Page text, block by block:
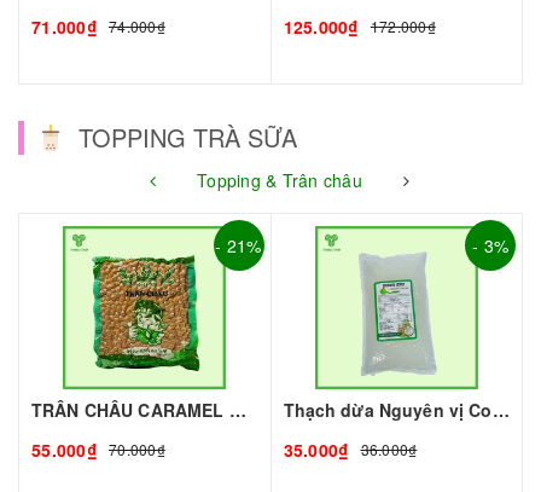
71.000₫ 74.000₫
125.000₫
172.000₫
TOPPING TRÀ SỮA
Topping & Trân châu
- 21%
TRÂN CHÂU CARAMEL ROYAL - 2kg - ROYAL | Topping làm Trà Sữa - TOBEE FOOD
55.000₫ 70.000₫
- 3%
Thạch dừa Nguyên vị Coconut 1kg I Nguyên Liệu Pha Chế - Tobee Food
35.000₫
36.000₫